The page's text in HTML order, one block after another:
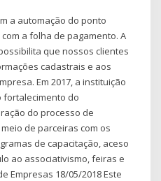
a automação do ponto
a folha de pagamento. A
que nossos clientes
cadastrais e aos
Em 2017, a instituição
fortalecimento do
do processo de
de parceiras com os
de capacitação, aceso
ao associativismo, feiras e
Empresas 18/05/2018 Este